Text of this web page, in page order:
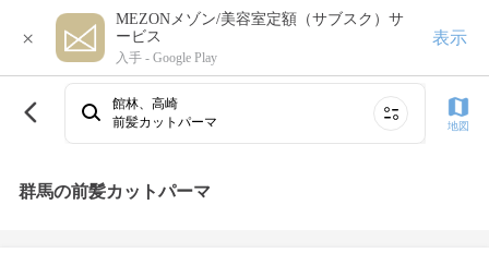
×
MEZONメゾン/美容室定額（サブスク）サ
ービス
入手 - Google Play
表示
館林、高崎
前髪カットパーマ
地図
群馬の前髪カットパーマ